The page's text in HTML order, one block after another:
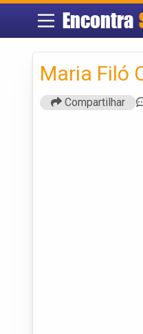
Encontra
Maria Filó
Compartilhar